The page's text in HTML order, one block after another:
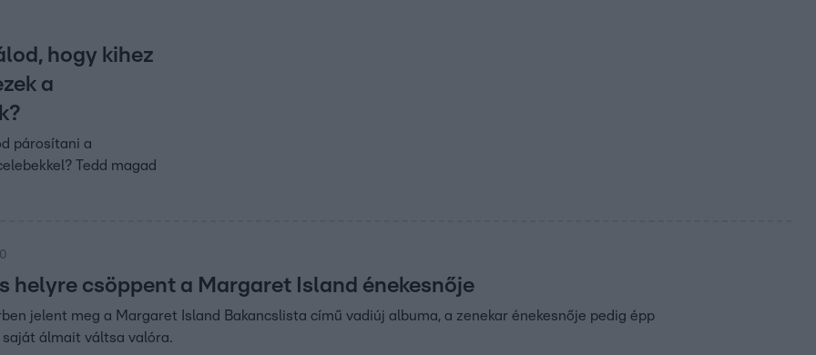
hogy kihez
a
párosítani a
Tedd magad
helyre csöppent a Margaret Island énekesnője
jelent meg a Margaret Island Bakancslista című vadiúj albuma, a zenekar énekesnője pedig épp
saját álmait váltsa valóra.